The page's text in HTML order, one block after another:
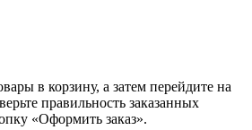
в корзину, а затем перейдите на
правильность заказанных
«Оформить заказ».